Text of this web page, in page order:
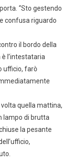
“Sto gestendo
confusa riguardo
il bordo della
l’intestataria
ufficio, farò
volta quella mattina,
lampo di brutta
la pesante